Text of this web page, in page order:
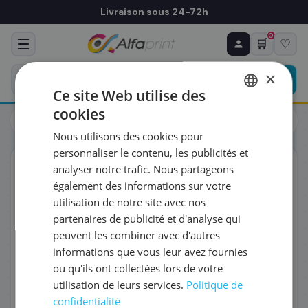
Livraison sous 24-72h
🛒
0
♡
Toners
Brother
ORIGINAL
♻ COMMANDE RÉCURRENTE
Prévoyez & économisez
Programmez votre prochain achat — notre équipe
vous prépare un devis personnalisé
RÉFÉRENCE DU PRODUIT
FRÉQUENCE
QUANTITÉ PAR LIVRAISON
DATE DE PREMIÈRE LIVRAISON SOUHAITÉE
×
Ce site Web utilise des
cookies
Nous utilisons des cookies pour
personnaliser le contenu, les publicités et
analyser notre trafic. Nous partageons
également des informations sur votre
utilisation de notre site avec nos
partenaires de publicité et d'analyse qui
peuvent les combiner avec d'autres
informations que vous leur avez fournies
ou qu'ils ont collectées lors de votre
utilisation de leurs services. Politique de
confidentialité